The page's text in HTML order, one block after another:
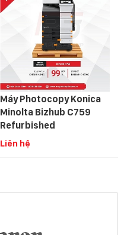
Máy Photocopy Konica
Minolta Bizhub C759
Refurbished
Liên hệ